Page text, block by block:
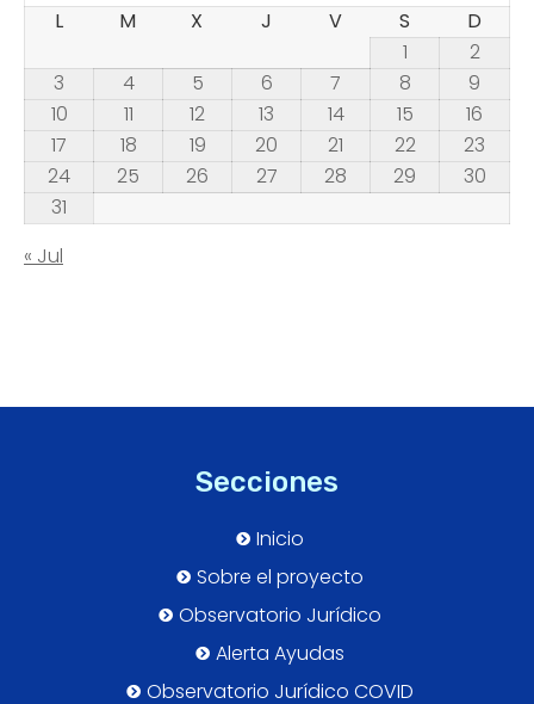
L
M X J V S
D
1
2
3
4 5 6 7 8
9
10
11 12 13 14 15
16
17
18 19 20 21 22
23
24
25 26 27 28 29
30
31
« Jul
Secciones
Inicio
Sobre el proyecto
Observatorio Jurídico
Alerta Ayudas
Observatorio Jurídico COVID